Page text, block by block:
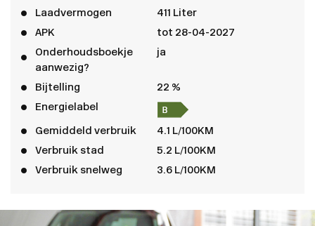
Laadvermogen
411 Liter
APK
tot 28-04-2027
Onderhoudsboekje
aanwezig?
ja
Bijtelling
22 %
Energielabel
Gemiddeld verbruik
4.1 L/100KM
Verbruik stad
5.2 L/100KM
Verbruik snelweg
3.6 L/100KM